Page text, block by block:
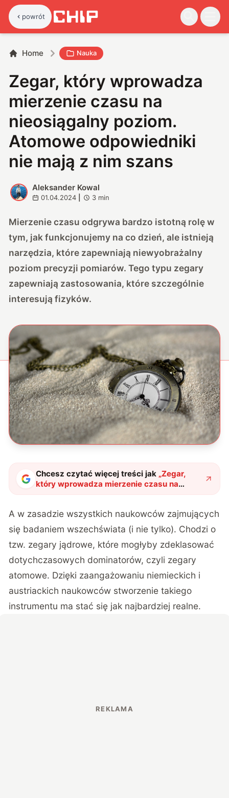
powrót
Home Nauka
Zegar, który wprowadza
mierzenie czasu na
nieosiągalny poziom.
Atomowe odpowiedniki
nie mają z nim szans
A
Aleksander Kowal
01.04.2024 3 min
Mierzenie czasu odgrywa bardzo istotną rolę w
tym, jak funkcjonujemy na co dzień, ale istnieją
narzędzia, które zapewniają niewyobrażalny
poziom precyzji pomiarów. Tego typu zegary
zapewniają zastosowania, które szczególnie
interesują fizyków.
Chcesz czytać więcej treści jak „Zegar,
który wprowadza mierzenie czasu na
nieosiągalny poziom. Atomowe
A w zasadzie wszystkich naukowców zajmujących
się badaniem wszechświata (i nie tylko). Chodzi o
tzw. zegary jądrowe, które mogłyby zdeklasować
dotychczasowych dominatorów, czyli zegary
atomowe. Dzięki zaangażowaniu niemieckich i
austriackich naukowców stworzenie takiego
instrumentu ma stać się jak najbardziej realne.